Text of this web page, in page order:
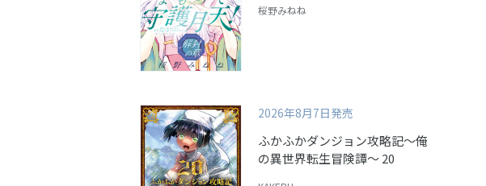
桜野みねね
2026年8月7日発売
ふかふかダンジョン攻略記～俺
の異世界転生冒険譚～ 20